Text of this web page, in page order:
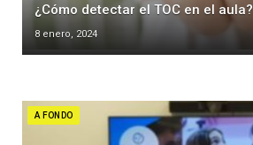
¿Cómo detectar el TOC en el aula?
8 enero, 2024
A FONDO